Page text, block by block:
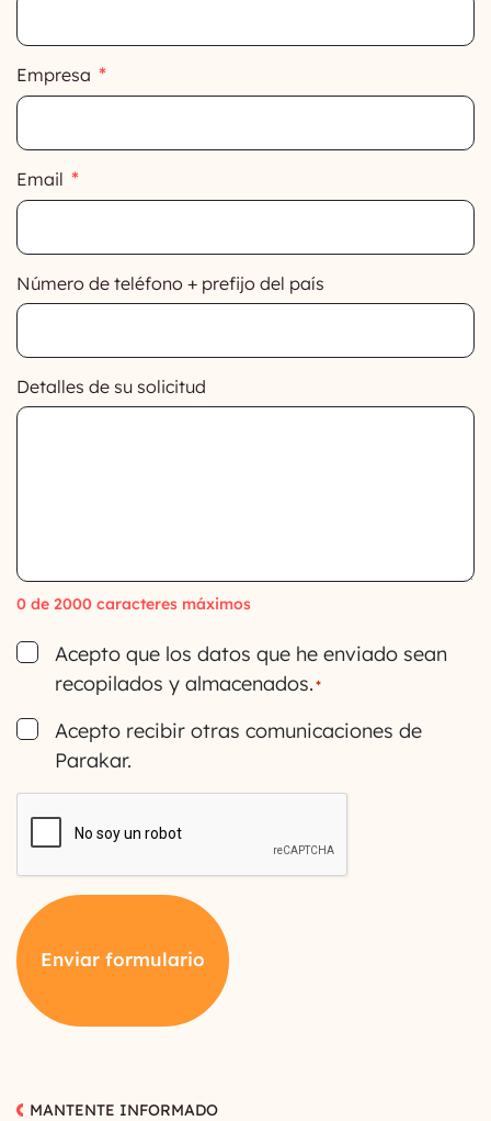
Empresa
Email
Número de teléfono + prefijo del país
Detalles de su solicitud
0 de 2000 caracteres máximos
ConsentAcepto que los datos que he enviado sean
recopilados y almacenados.*
ConsentAcepto recibir otras comunicaciones de
Parakar.
CAPTCHA
Enviar formulario
MANTENTE INFORMADO